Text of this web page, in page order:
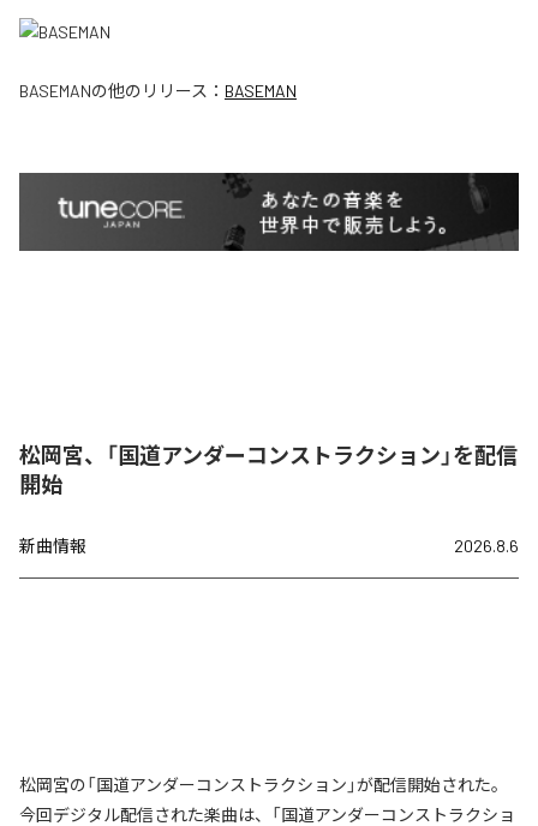
BASEMANの他のリリース： BASEMAN
松岡宮、「国道アンダーコンストラクション」を配信
開始
新曲情報 2026.8.6
松岡宮の「国道アンダーコンストラクション」が配信開始された。
今回デジタル配信された楽曲は、「国道アンダーコンストラクショ